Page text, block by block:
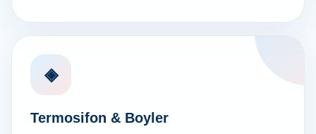
◈
Termosifon & Boyler